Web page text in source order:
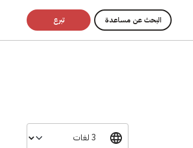
البحث عن مساعدة تبرع